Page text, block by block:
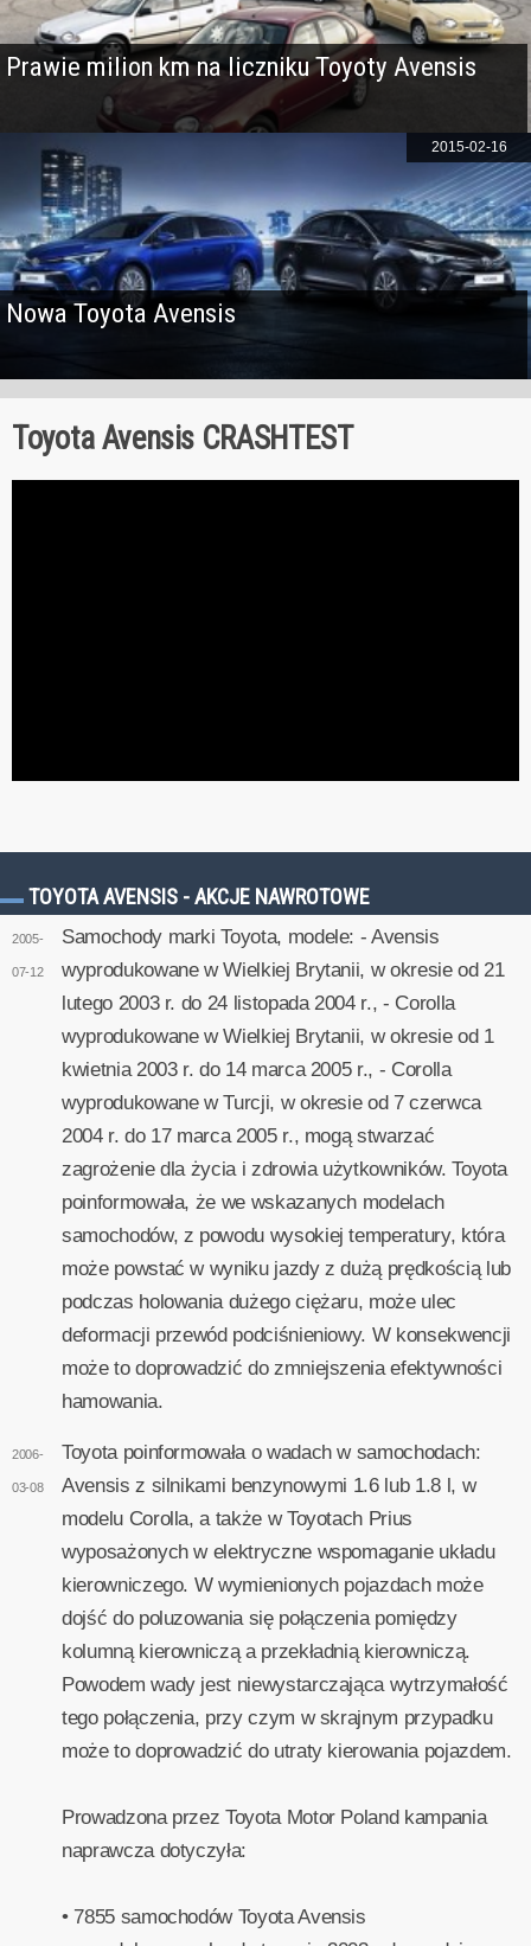
Prawie milion km na liczniku Toyoty Avensis
Nowa Toyota Avensis
2015-02-16
Toyota Avensis CRASHTEST
TOYOTA AVENSIS - AKCJE NAWROTOWE
2005-
07-12
Samochody marki Toyota, modele: - Avensis
wyprodukowane w Wielkiej Brytanii, w okresie od 21
lutego 2003 r. do 24 listopada 2004 r., - Corolla
wyprodukowane w Wielkiej Brytanii, w okresie od 1
kwietnia 2003 r. do 14 marca 2005 r., - Corolla
wyprodukowane w Turcji, w okresie od 7 czerwca
2004 r. do 17 marca 2005 r., mogą stwarzać
zagrożenie dla życia i zdrowia użytkowników. Toyota
poinformowała, że we wskazanych modelach
samochodów, z powodu wysokiej temperatury, która
może powstać w wyniku jazdy z dużą prędkością lub
podczas holowania dużego ciężaru, może ulec
deformacji przewód podciśnieniowy. W konsekwencji
może to doprowadzić do zmniejszenia efektywności
hamowania.
2006-
03-08
Toyota poinformowała o wadach w samochodach:
Avensis z silnikami benzynowymi 1.6 lub 1.8 l, w
modelu Corolla, a także w Toyotach Prius
wyposażonych w elektryczne wspomaganie układu
kierowniczego. W wymienionych pojazdach może
dojść do poluzowania się połączenia pomiędzy
kolumną kierowniczą a przekładnią kierowniczą.
Powodem wady jest niewystarczająca wytrzymałość
tego połączenia, przy czym w skrajnym przypadku
może to doprowadzić do utraty kierowania pojazdem.
Prowadzona przez Toyota Motor Poland kampania
naprawcza dotyczyła:
• 7855 samochodów Toyota Avensis